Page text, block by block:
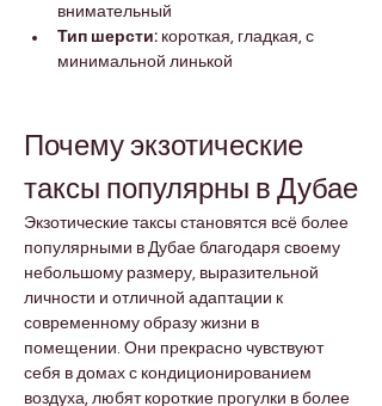
внимательный
Тип шерсти: короткая, гладкая, с
минимальной линькой
Почему экзотические
таксы популярны в Дубае
Экзотические таксы становятся всё более
популярными в Дубае благодаря своему
небольшому размеру, выразительной
личности и отличной адаптации к
современному образу жизни в
помещении. Они прекрасно чувствуют
себя в домах с кондиционированием
воздуха, любят короткие прогулки в более